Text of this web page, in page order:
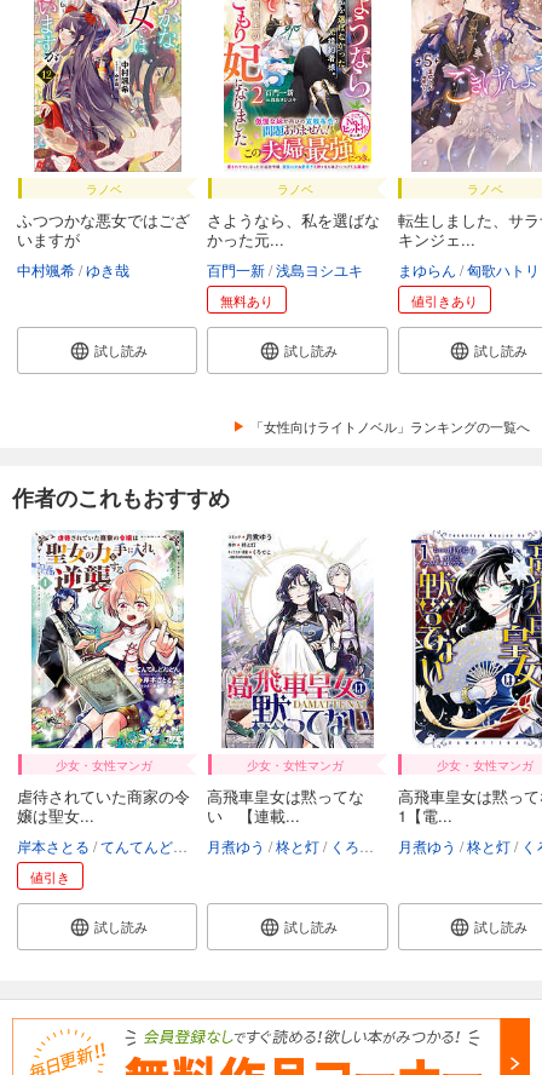
ラノベ
ふつつかな悪女ではござ
いますが
中村颯希 ゆき哉
試し読み
ラノベ
さようなら、私を選ばな
かった元...
百門一新 浅島ヨシユキ
無料あり
試し読み
ラノベ
転生しました、サ
キンジェ...
まゆらん 匈歌ハトリ
値引きあり
試し読み
「女性向けライトノベル」ランキングの一覧へ
作者のこれもおすすめ
少女・女性マンガ
虐待されていた商家の令
嬢は聖女...
岸本さとる てんてんどんどん くろでこ
値引き
試し読み
少女・女性マンガ
高飛車皇女は黙ってな
い 【連載...
月煮ゆう 柊と灯 くろでこ
試し読み
少女・女性マンガ
高飛車皇女は黙っ
1【電...
月煮ゆう 柊と灯 くろ
試し読み